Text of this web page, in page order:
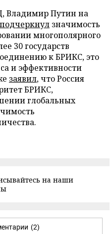
Владимир Путин на
подчеркнул значимость
многополярного
30 государств
к БРИКС, это
и эффективности
заявил, что Россия
БРИКС,
глобальных
на наши
(2)